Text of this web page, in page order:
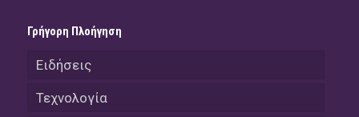
Γρήγορη Πλοήγηση
Ειδήσεις
Τεχνολογία